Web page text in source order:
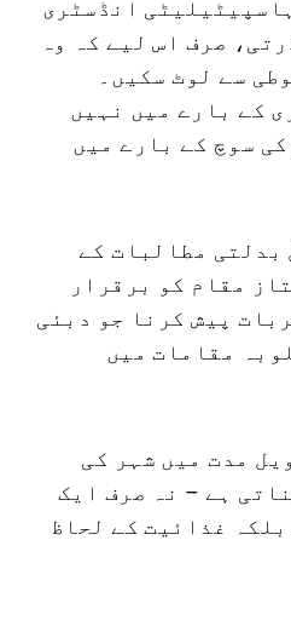
انڈسٹری
صرف اس لیے کہ وہ
سے لوٹ سکیں۔
کے بارے میں نہیں
سوچ کے بارے میں
بدلتی مطالبات کے
مقام کو برقرار
پیش کرنا جو دبئی
مقامات میں
مدت میں شہر کی
ہے – نہ صرف ایک
غذائیت کے لحاظ